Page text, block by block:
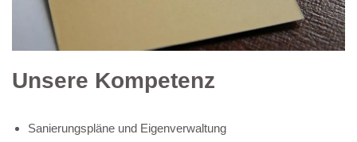
Unsere Kompetenz
Sanierungspläne und Eigenverwaltung